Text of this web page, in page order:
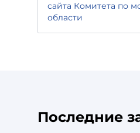
сайта Комитета по
области
Последние